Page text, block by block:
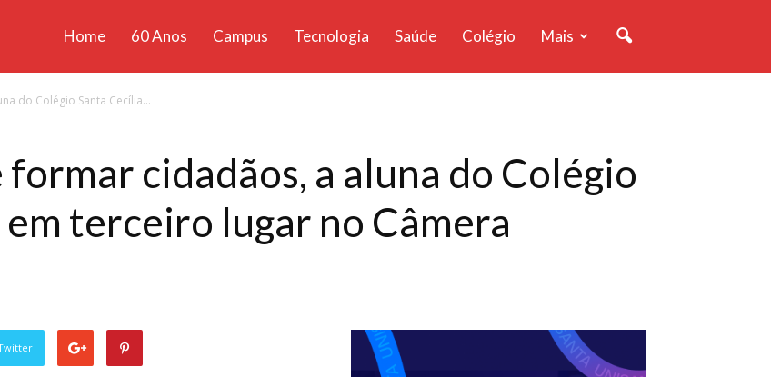
Home 60 Anos Campus Tecnologia Saúde Colégio Mais
do Colégio Santa Cecília...
cidadãos, a aluna do Colégio
terceiro lugar no Câmera